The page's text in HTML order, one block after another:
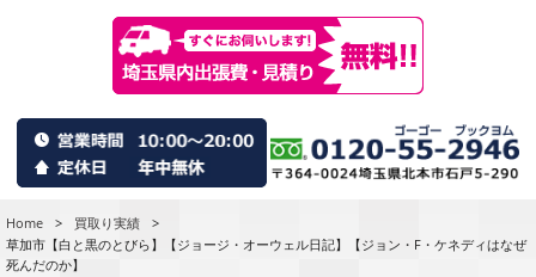
Home > 買取り実績
>
草加市【白と黒のとびら】【ジョージ・オーウェル日記】【ジョン・F・ケネディはなぜ
死んだのか】